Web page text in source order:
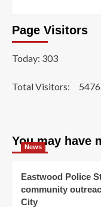
Page Visitors
Today: 303
Total Visitors:
You may have
News
Eastwood Police
community
City